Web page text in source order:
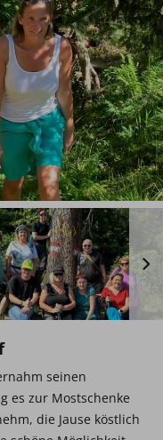
seinen
es zur Mostschenke
die Jause köstlich